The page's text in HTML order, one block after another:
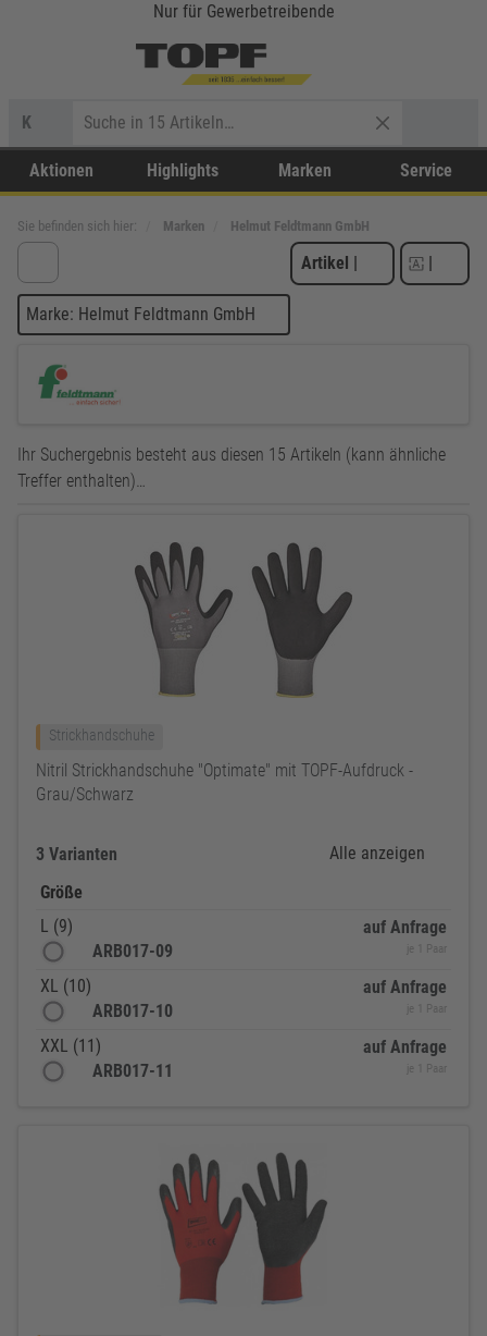
Nur für Gewerbetreibende
K
Aktionen Highlights Marken Service
Sie befinden sich hier: Marken Helmut Feldtmann GmbH
Artikel | |
Marke: Helmut Feldtmann GmbH
Ihr Suchergebnis besteht aus diesen 15 Artikeln (kann ähnliche
Treffer enthalten)…
Strickhandschuhe
Nitril Strickhandschuhe "Optimate" mit TOPF-Aufdruck -
Grau/Schwarz
3 Varianten
Alle anzeigen
Größe
L (9)
ARB017-09
auf Anfrage
je 1 Paar
XL (10)
ARB017-10
auf Anfrage
je 1 Paar
XXL (11)
ARB017-11
auf Anfrage
je 1 Paar